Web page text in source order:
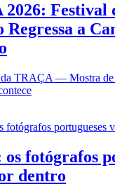
Festival
a
da TRAÇA — Mostra
os fotógrafos
dentro